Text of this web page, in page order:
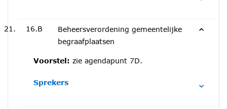
16.B
Beheersverordening gemeentelijke
begraafplaatsen
Voorstel: zie agendapunt 7D.
Sprekers